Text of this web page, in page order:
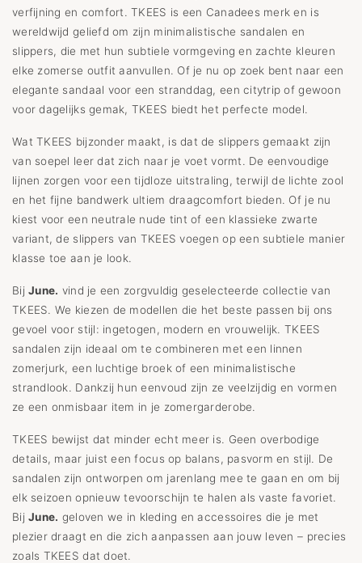
verfijning en comfort. TKEES is een Canadees merk en is
wereldwijd geliefd om zijn minimalistische sandalen en
slippers, die met hun subtiele vormgeving en zachte kleuren
elke zomerse outfit aanvullen. Of je nu op zoek bent naar een
elegante sandaal voor een stranddag, een citytrip of gewoon
voor dagelijks gemak, TKEES biedt het perfecte model.
Wat TKEES bijzonder maakt, is dat de slippers gemaakt zijn
van soepel leer dat zich naar je voet vormt. De eenvoudige
lijnen zorgen voor een tijdloze uitstraling, terwijl de lichte zool
en het fijne bandwerk ultiem draagcomfort bieden. Of je nu
kiest voor een neutrale nude tint of een klassieke zwarte
variant, de slippers van TKEES voegen op een subtiele manier
klasse toe aan je look.
BijJune. vind je een zorgvuldig geselecteerde collectie van
TKEES. We kiezen de modellen die het beste passen bij ons
gevoel voor stijl: ingetogen, modern en vrouwelijk. TKEES
sandalen zijn ideaal om te combineren met een linnen
zomerjurk, een luchtige broek of een minimalistische
strandlook. Dankzij hun eenvoud zijn ze veelzijdig en vormen
ze een onmisbaar item in je zomergarderobe.
TKEES bewijst dat minder echt meer is. Geen overbodige
details, maar juist een focus op balans, pasvorm en stijl. De
sandalen zijn ontworpen om jarenlang mee te gaan en om bij
elk seizoen opnieuw tevoorschijn te halen als vaste favoriet.
BijJune. geloven we in kleding en accessoires die je met
plezier draagt en die zich aanpassen aan jouw leven – precies
zoals TKEES dat doet.